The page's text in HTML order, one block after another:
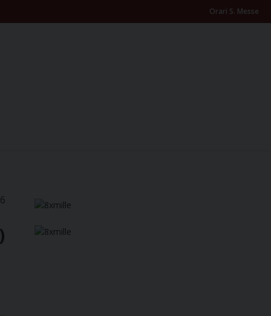
Orari S. Messe